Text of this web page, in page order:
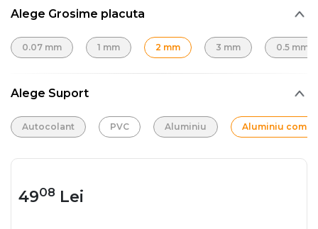
Alege Grosime placuta
0.07 mm 1 mm 2 mm 3 mm 0.5 mm
Alege Suport
Autocolant PVC Aluminiu Aluminiu
4908 Lei